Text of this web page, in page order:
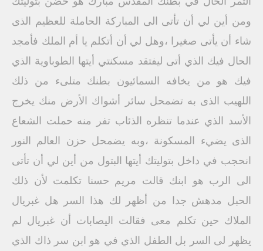
ومن أين لي أن تأتى الى المباركة الحاملة للعظيم الذى
شاء أن يأتى صغيرا ،وهل لي أن أتكلم يا أم الملك فأمجد
الحال فيك الذي أتى ليفتقد مسكنتي أيتها الطوباوية الذي
فيك هو من يخافه السمائيون بطنك متلىء من ذلك
اللهيب الذى به تضمحل سائر أشواك الأرض منك يخرج
الأسد الذي عندما تنظره الذئاب تفر منه حملت الشعاع
الذى يضيء المسكونة ،وبه يضمحل حزن العالم النور
انحجب في داخل بتوليتك أيتها البتول من أين لي أن تأتى
الى الرب هو ابنك قالت مريم حسنا تكلمت لأن ذلك
الحبل مدهش جدا من أظهر لك هذا السر هل غبريال
الملاك حين تكلم معى فقالت اليصابات أن غبريال لم
يظهر لى السر بل الطفل الذي في هو ابن سر ذاك الذي